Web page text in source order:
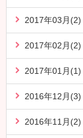
2017年03月(2)
2017年02月(2)
2017年01月(1)
2016年12月(3)
2016年11月(2)